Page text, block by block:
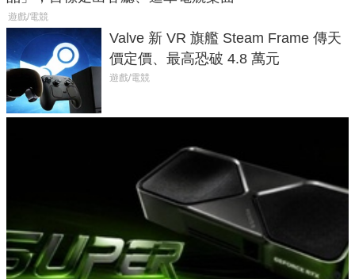
遊戲/電競
Valve 新 VR 旗艦 Steam Frame 傳天
價定價、最高恐破 4.8 萬元
遊戲/電競